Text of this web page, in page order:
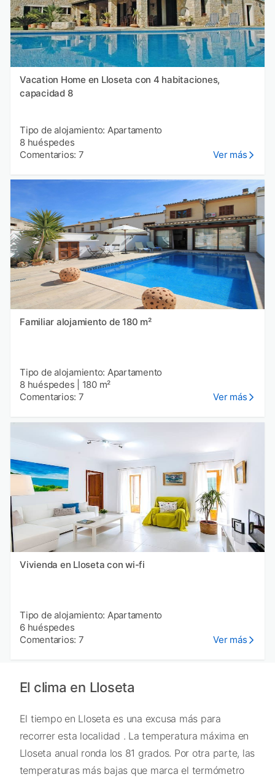
Vacation Home en Lloseta con 4 habitaciones,
capacidad 8
Tipo de alojamiento: Apartamento
8 huéspedes
Comentarios: 7
Ver más
Familiar alojamiento de 180 m²
Tipo de alojamiento: Apartamento
8 huéspedes
180 m²
Comentarios: 7
Ver más
Vivienda en Lloseta con wi-fi
Tipo de alojamiento: Apartamento
6 huéspedes
Comentarios: 7
Ver más
El clima en Lloseta
El tiempo en Lloseta es una excusa más para
recorrer esta localidad . La temperatura máxima en
Lloseta anual ronda los 81 grados. Por otra parte, las
temperaturas más bajas que marca el termómetro